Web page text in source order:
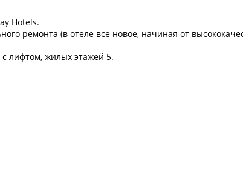
Hotels.
ремонта (в отеле все новое, начиная от
лифтом, жилых этажей 5.